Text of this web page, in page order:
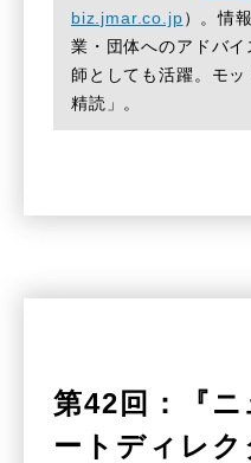
biz.jmar.co.jp ）。情
業・団体へのアドバ
師としても活躍。モ
精読」。
第42回：『
ートディレク